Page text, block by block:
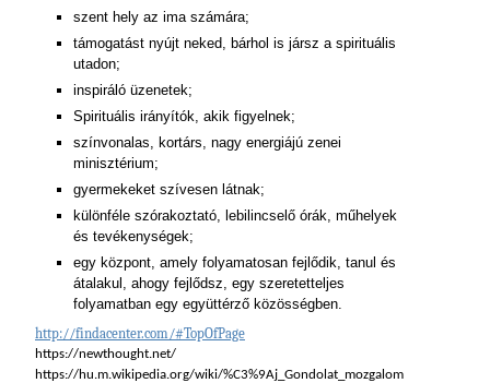
szent hely az ima számára;
támogatást nyújt neked, bárhol is jársz a spirituális
utadon;
inspiráló üzenetek;
Spirituális irányítók, akik figyelnek;
színvonalas, kortárs, nagy energiájú zenei
minisztérium;
gyermekeket szívesen látnak;
különféle szórakoztató, lebilincselő órák, műhelyek
és tevékenységek;
egy központ, amely folyamatosan fejlődik, tanul és
átalakul, ahogy fejlődsz, egy szeretetteljes
folyamatban egy együttérző közösségben.
http://findacenter.com/#TopOfPage
https://newthought.net/
https://hu.m.wikipedia.org/wiki/%C3%9Aj_Gondolat_mozgalom